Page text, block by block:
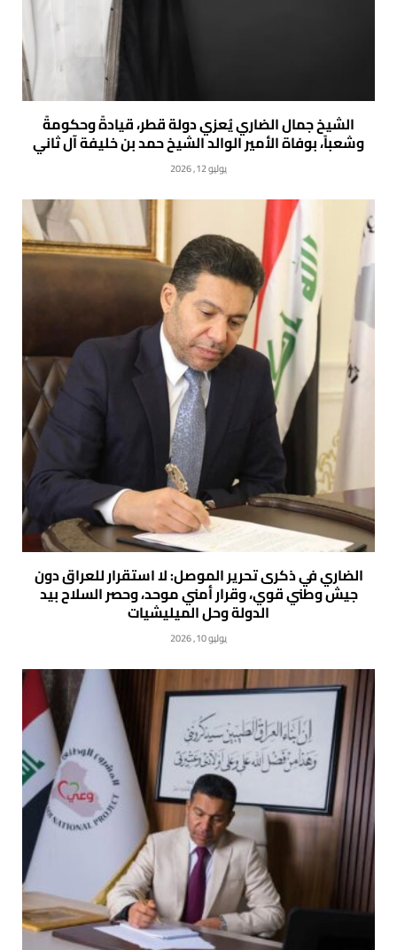
الشيخ جمال الضاري يُعزي دولة قطر، قيادةً وحكومةً
وشعباً، بوفاة الأمير الوالد الشيخ حمد بن خليفة آل ثاني
يوليو 12, 2026
الضاري في ذكرى تحرير الموصل: لا استقرار للعراق دون
جيش وطني قوي، وقرار أمني موحد، وحصر السلاح بيد
الدولة وحل الميليشيات
يوليو 10, 2026